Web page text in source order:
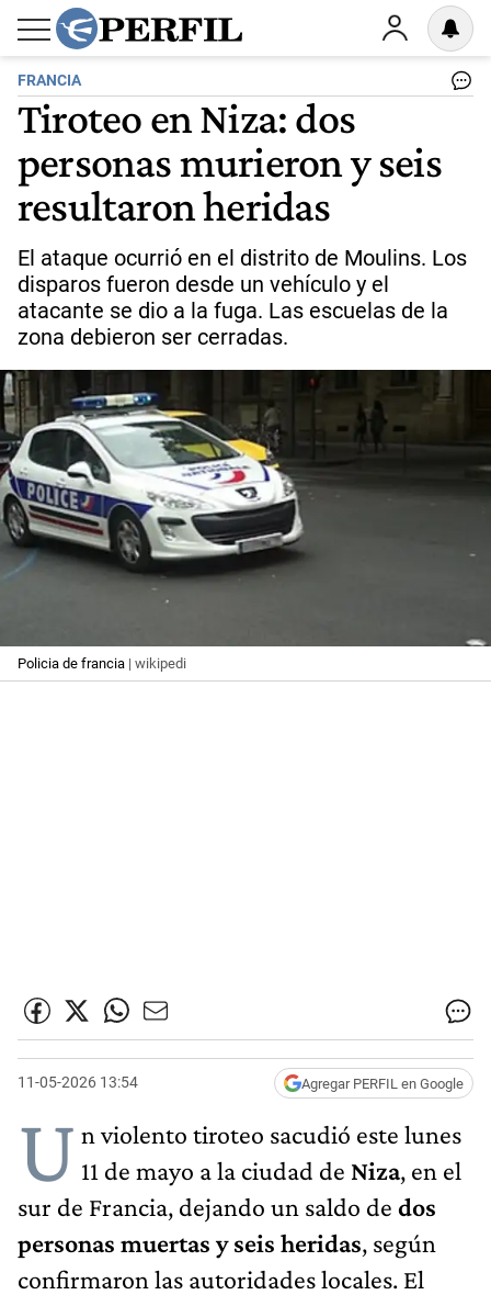
FRANCIA
Tiroteo en Niza: dos
personas murieron y seis
resultaron heridas
El ataque ocurrió en el distrito de Moulins. Los
disparos fueron desde un vehículo y el
atacante se dio a la fuga. Las escuelas de la
zona debieron ser cerradas.
Policia de francia | wikipedi
11-05-2026 13:54 Agregar PERFIL en Google
U n violento tiroteo sacudió este lunes
11 de mayo a la ciudad de Niza, en el
sur de Francia, dejando un saldo de dos
personas muertas y seis heridas, según
confirmaron las autoridades locales. El